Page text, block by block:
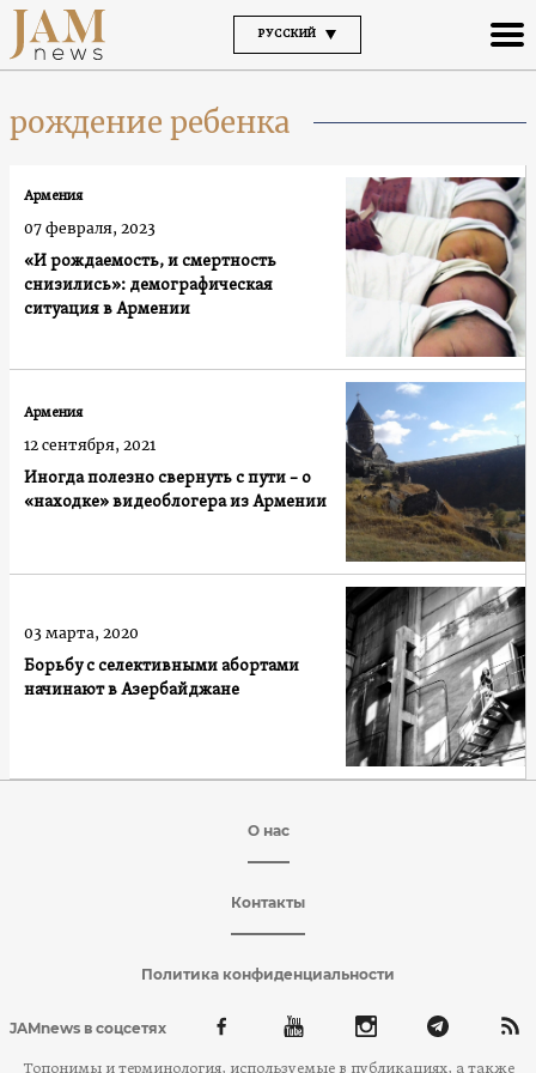
РУССКИЙ
рождение ребенка
«И рождаемость, и смертность
снизились»: демографическая
ситуация в Армении
Армения
07 февраля, 2023
Иногда полезно свернуть с пути – о
«находке» видеоблогера из Армении
Армения
12 сентября, 2021
Борьбу с селективными абортами
начинают в Азербайджане
03 марта, 2020
О нас
Контакты
Политика конфиденциальности
JAMnews в соцсетях
Топонимы и терминология, используемые в публикациях, а также